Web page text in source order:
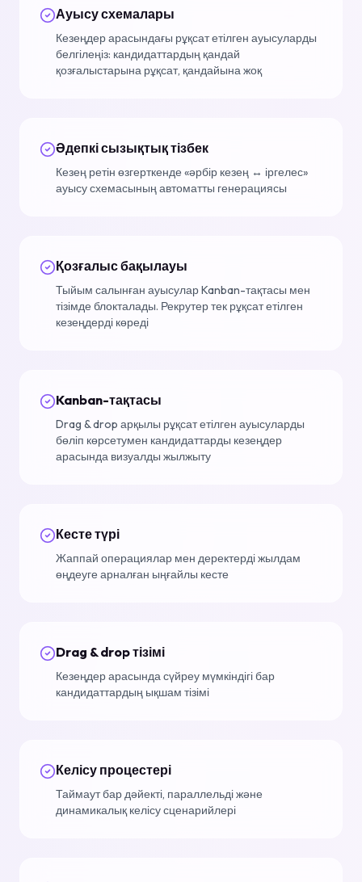
Ауысу схемалары
Кезеңдер арасындағы рұқсат етілген ауысуларды
белгілеңіз: кандидаттардың қандай
қозғалыстарына рұқсат, қандайына жоқ
Әдепкі сызықтық тізбек
Кезең ретін өзгерткенде «әрбір кезең ↔ іргелес»
ауысу схемасының автоматты генерациясы
Қозғалыс бақылауы
Тыйым салынған ауысулар Kanban-тақтасы мен
тізімде блокталады. Рекрутер тек рұқсат етілген
кезеңдерді көреді
Kanban-тақтасы
Drag & drop арқылы рұқсат етілген ауысуларды
бөліп көрсетумен кандидаттарды кезеңдер
арасында визуалды жылжыту
Кесте түрі
Жаппай операциялар мен деректерді жылдам
өңдеуге арналған ыңғайлы кесте
Drag & drop тізімі
Кезеңдер арасында сүйреу мүмкіндігі бар
кандидаттардың ықшам тізімі
Келісу процестері
Таймаут бар дәйекті, параллельді және
динамикалық келісу сценарийлері